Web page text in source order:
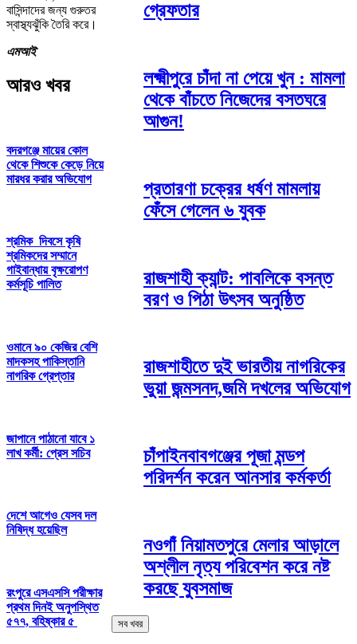
বাসিন্দাদের জন্য গুরুতর
স্বাস্থ্যঝুঁকি তৈরি করে।
এমআই
আরও খবর
বদরগঞ্জে মায়ের কোল
থেকে শিশুকে কেড়ে নিয়ে
মারধর করার অভিযোগ
শ্রমিক দিবসে কৃষি
শ্রমিকদের সম্মানে
গাইবান্ধায় বৃক্ষরোপণ
কর্মসূচি পালিত
ওমানে ৯০ কেজির বেশি
মাদকসহ পাকিস্তানি
নাগরিক গ্রেপ্তার
জাপানে পাঠানো যাবে ১
লাখ কর্মী: প্রেস সচিব
দেশে আগেও যেসব দল
নিষিদ্ধ হয়েছিল
রংপুরে এসএসসি পরীক্ষার
প্রথম দিনই অনুপস্থিত
৫৭৭, বহিষ্কার ৫
গ্রেফতার
লক্ষ্মীপুরে চাঁদা না পেয়ে খুন : মামলা
থেকে বাঁচতে নিজেদের বসতঘরে
আগুন!
প্রতারণা চক্রের ধর্ষণ মামলায়
ফেঁসে গেলেন ৬ যুবক
রাজশাহী ক্যান্ট: পাবলিকে বসন্ত
বরণ ও পিঠা উৎসব অনুষ্ঠিত
রাজশাহীতে দুই ভারতীয় নাগরিকের
ভুয়া জন্মসনদ,জমি দখলের অভিযোগ
চাঁপাইনবাবগঞ্জের পূজা মন্ডপ
পরিদর্শন করেন আনসার কর্মকর্তা
নওগাঁ নিয়ামতপুরে মেলার আড়ালে
অশ্লীল নৃত্য পরিবেশন করে নষ্ট
করছে যুবসমাজ
সব খবর